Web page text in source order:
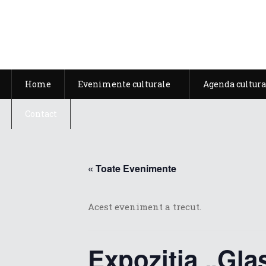
Home Evenimente culturale Agenda
Contact
« Toate Evenimente
Acest eveniment a trecut.
Expoziția